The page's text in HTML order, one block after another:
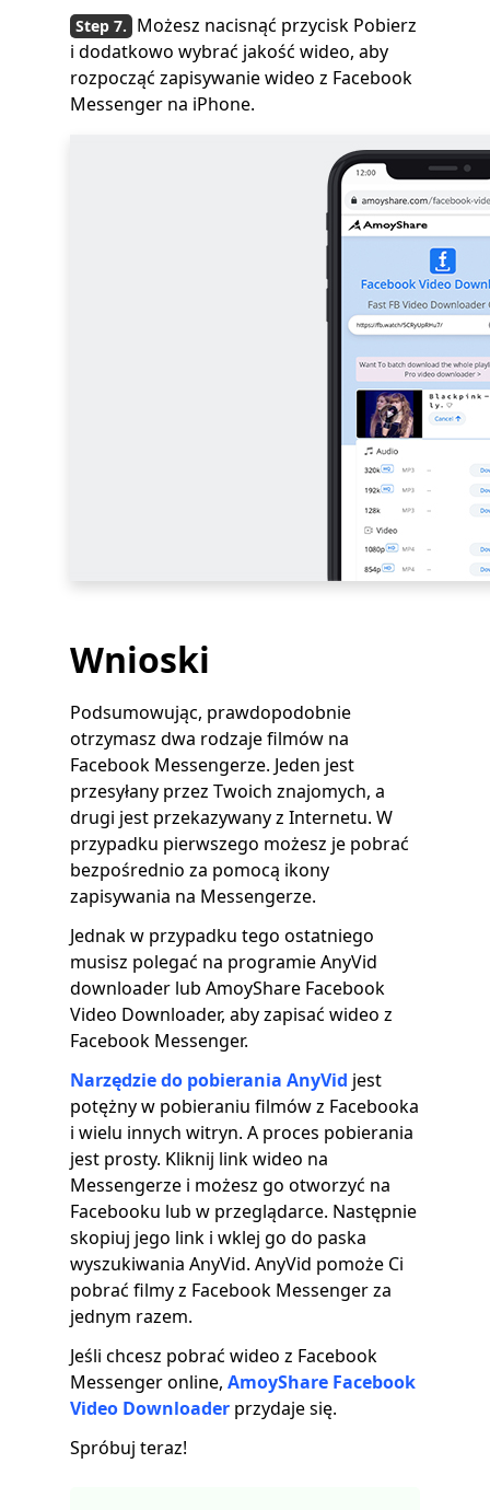
Możesz nacisnąć przycisk Pobierz
i dodatkowo wybrać jakość wideo, aby
rozpocząć zapisywanie wideo z Facebook
Messenger na iPhone.
Wnioski
Podsumowując, prawdopodobnie
otrzymasz dwa rodzaje filmów na
Facebook Messengerze. Jeden jest
przesyłany przez Twoich znajomych, a
drugi jest przekazywany z Internetu. W
przypadku pierwszego możesz je pobrać
bezpośrednio za pomocą ikony
zapisywania na Messengerze.
Jednak w przypadku tego ostatniego
musisz polegać na programie AnyVid
downloader lub AmoyShare Facebook
Video Downloader, aby zapisać wideo z
Facebook Messenger.
Narzędzie do pobierania AnyVid jest
potężny w pobieraniu filmów z Facebooka
i wielu innych witryn. A proces pobierania
jest prosty. Kliknij link wideo na
Messengerze i możesz go otworzyć na
Facebooku lub w przeglądarce. Następnie
skopiuj jego link i wklej go do paska
wyszukiwania AnyVid. AnyVid pomoże Ci
pobrać filmy z Facebook Messenger za
jednym razem.
Jeśli chcesz pobrać wideo z Facebook
Messenger online, AmoyShare Facebook
Video Downloader przydaje się.
Spróbuj teraz!